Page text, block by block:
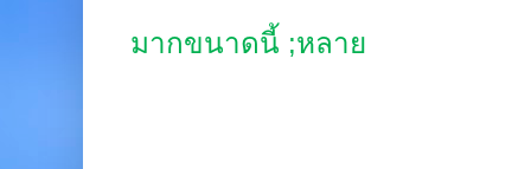
มากขนาดนี้ ;หลาย